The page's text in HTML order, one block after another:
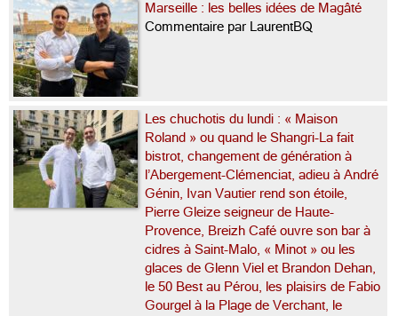
Marseille : les belles idées de Magâté
Commentaire par LaurentBQ
Les chuchotis du lundi : « Maison
Roland » ou quand le Shangri-La fait
bistrot, changement de génération à
l’Abergement-Clémenciat, adieu à André
Génin, Ivan Vautier rend son étoile,
Pierre Gleize seigneur de Haute-
Provence, Breizh Café ouvre son bar à
cidres à Saint-Malo, « Minot » ou les
glaces de Glenn Viel et Brandon Dehan,
le 50 Best au Pérou, les plaisirs de Fabio
Gourgel à la Plage de Verchant, le